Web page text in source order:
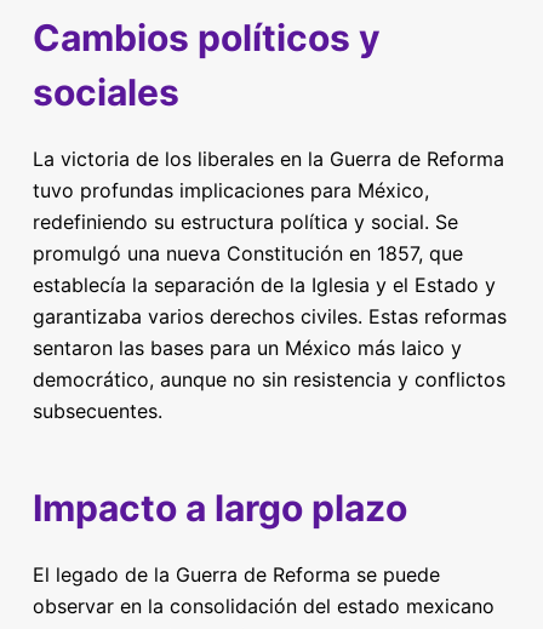
Cambios políticos y
sociales
La victoria de los liberales en la Guerra de Reforma
tuvo profundas implicaciones para México,
redefiniendo su estructura política y social. Se
promulgó una nueva Constitución en 1857, que
establecía la separación de la Iglesia y el Estado y
garantizaba varios derechos civiles. Estas reformas
sentaron las bases para un México más laico y
democrático, aunque no sin resistencia y conflictos
subsecuentes.
Impacto a largo plazo
El legado de la Guerra de Reforma se puede
observar en la consolidación del estado mexicano